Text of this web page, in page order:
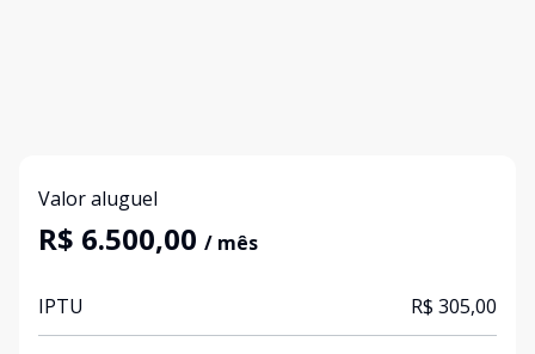
Valor aluguel
R$ 6.500,00 / mês
IPTU R$ 305,00